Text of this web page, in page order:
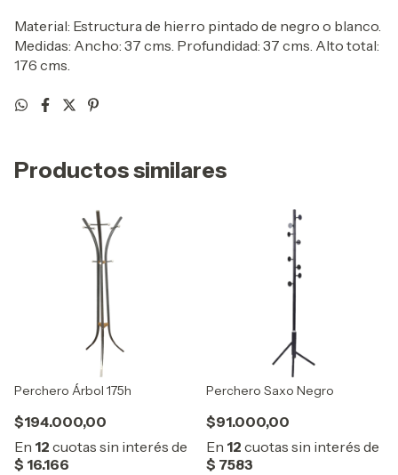
Material: Estructura de hierro pintado de negro o blanco.
Medidas: Ancho: 37 cms. Profundidad: 37 cms. Alto total:
176 cms.
Productos similares
Perchero Árbol 175h
$194.000,00
Perchero Saxo Negro
$91.000,00